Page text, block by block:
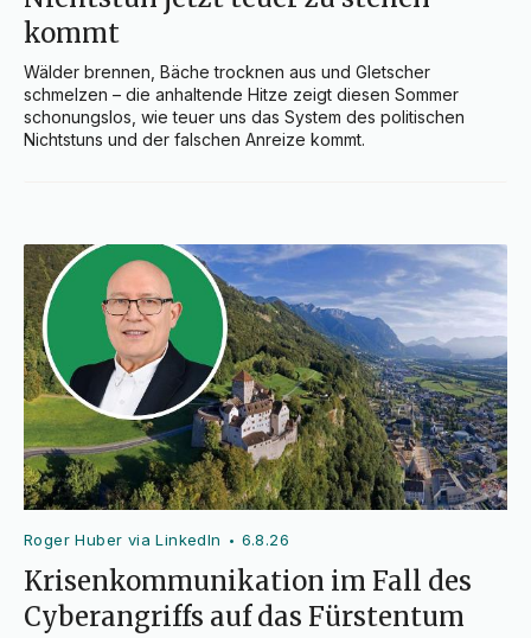
kommt
Wälder brennen, Bäche trocknen aus und Gletscher
schmelzen – die anhaltende Hitze zeigt diesen Sommer
schonungslos, wie teuer uns das System des politischen
Nichtstuns und der falschen Anreize kommt.
Roger Huber via LinkedIn • 6.8.26
Krisenkommunikation im Fall des
Cyberangriffs auf das Fürstentum